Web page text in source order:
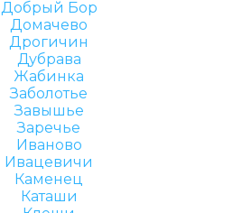
Добрый Бор
Домачево
Дрогичин
Дубрава
Жабинка
Заболотье
Завышье
Заречье
Иваново
Ивацевичи
Каменец
Каташи